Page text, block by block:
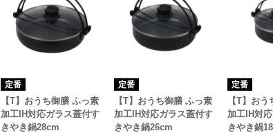
定番
【T】おうち御膳 ふっ素
加工IH対応ガラス蓋付す
きやき鍋28cm
定番
【T】おうち御膳 ふっ素
加工IH対応ガラス蓋付す
きやき鍋26cm
定番
【T】お
加工IH対
きやき鍋